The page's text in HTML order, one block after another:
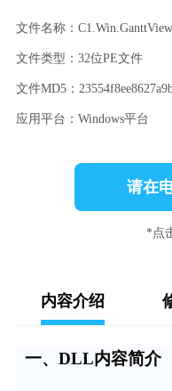
文件类型：32位PE文件
应用平台：Windows平台
请在
*点
内容介绍
一、DLL内容简介